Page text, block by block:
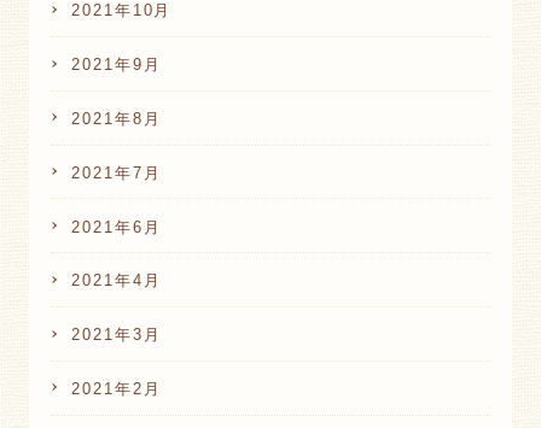
2021年10月
2021年9月
2021年8月
2021年7月
2021年6月
2021年4月
2021年3月
2021年2月